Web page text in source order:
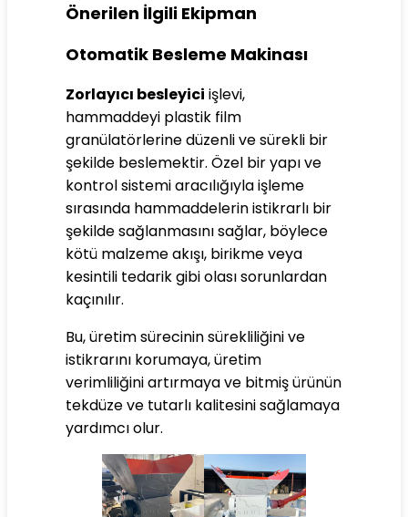
Önerilen İlgili Ekipman
Otomatik Besleme Makinası
Zorlayıcı besleyici işlevi,
hammaddeyi plastik film
granülatörlerine düzenli ve sürekli bir
şekilde beslemektir. Özel bir yapı ve
kontrol sistemi aracılığıyla işleme
sırasında hammaddelerin istikrarlı bir
şekilde sağlanmasını sağlar, böylece
kötü malzeme akışı, birikme veya
kesintili tedarik gibi olası sorunlardan
kaçınılır.
Bu, üretim sürecinin sürekliliğini ve
istikrarını korumaya, üretim
verimliliğini artırmaya ve bitmiş ürünün
tekdüze ve tutarlı kalitesini sağlamaya
yardımcı olur.